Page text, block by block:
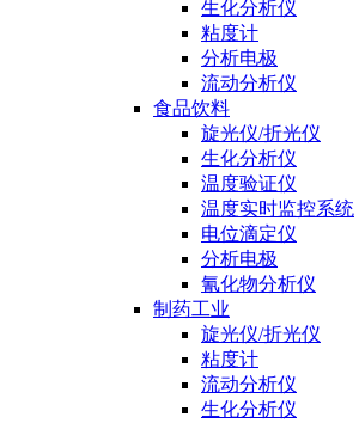
生化分析仪
粘度计
分析电极
流动分析仪
食品饮料
旋光仪/折光仪
生化分析仪
温度验证仪
温度实时监控系统
电位滴定仪
分析电极
氰化物分析仪
制药工业
旋光仪/折光仪
粘度计
流动分析仪
生化分析仪